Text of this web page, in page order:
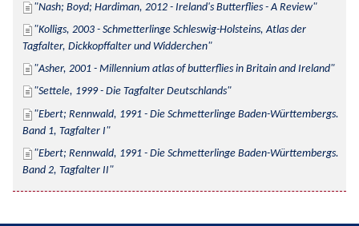
Nash; Boyd; Hardiman, 2012 - Ireland's Butterflies - A Review
Kolligs, 2003 - Schmetterlinge Schleswig-Holsteins, Atlas der
Tagfalter, Dickkopffalter und Widderchen
Asher, 2001 - Millennium atlas of butterflies in Britain and Ireland
Settele, 1999 - Die Tagfalter Deutschlands
Ebert; Rennwald, 1991 - Die Schmetterlinge Baden-Württembergs.
Band 1, Tagfalter I
Ebert; Rennwald, 1991 - Die Schmetterlinge Baden-Württembergs.
Band 2, Tagfalter II